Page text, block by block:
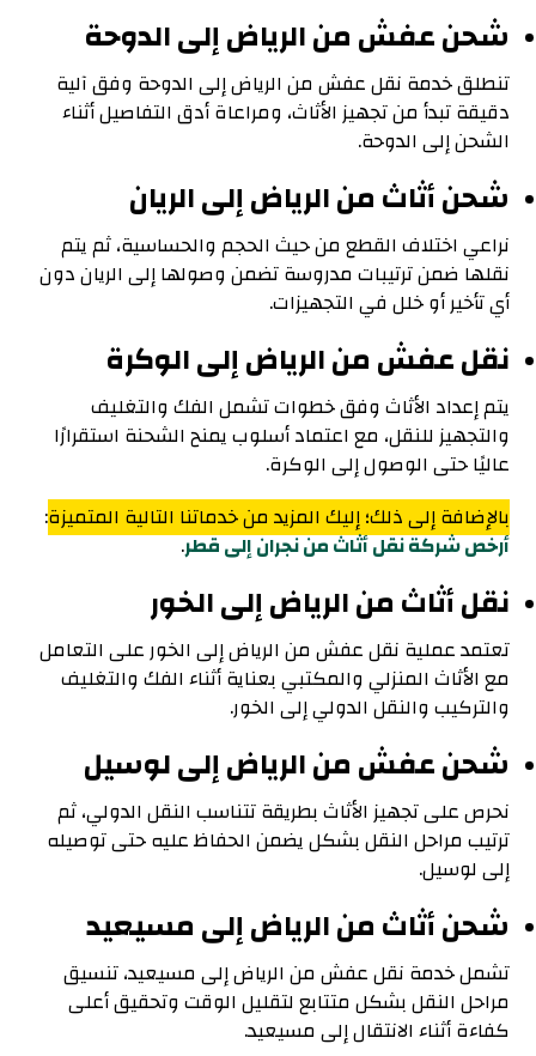
شحن عفش من الرياض إلى الدوحة
تنطلق خدمة نقل عفش من الرياض إلى الدوحة وفق آلية
دقيقة تبدأ من تجهيز الأثاث، ومراعاة أدق التفاصيل أثناء
الشحن إلى الدوحة.
شحن أثاث من الرياض إلى الريان
نراعي اختلاف القطع من حيث الحجم والحساسية، ثم يتم
نقلها ضمن ترتيبات مدروسة تضمن وصولها إلى الريان دون
أي تأخير أو خلل في التجهيزات.
نقل عفش من الرياض إلى الوكرة
يتم إعداد الأثاث وفق خطوات تشمل الفك والتغليف
والتجهيز للنقل، مع اعتماد أسلوب يمنح الشحنة استقرارًا
عاليًا حتى الوصول إلى الوكرة.
بالإضافة إلى ذلك؛ إليك المزيد من خدماتنا التالية المتميزة:
أرخص شركة نقل أثاث من نجران إلى قطر.
نقل أثاث من الرياض إلى الخور
تعتمد عملية نقل عفش من الرياض إلى الخور على التعامل
مع الأثاث المنزلي والمكتبي بعناية أثناء الفك والتغليف
والتركيب والنقل الدولي إلى الخور.
شحن عفش من الرياض إلى لوسيل
نحرص على تجهيز الأثاث بطريقة تتناسب النقل الدولي، ثم
ترتيب مراحل النقل بشكل يضمن الحفاظ عليه حتى توصيله
إلى لوسيل.
شحن أثاث من الرياض إلى مسيعيد
تشمل خدمة نقل عفش من الرياض إلى مسيعيد، تنسيق
مراحل النقل بشكل متتابع لتقليل الوقت وتحقيق أعلى
كفاءة أثناء الانتقال إلى مسيعيد.